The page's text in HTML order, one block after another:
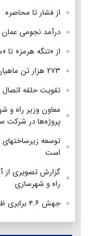
از فشار تا محاصره
درآمد نجومی عمان
از «تنگه هرمز» تا
۲۷۳ هزار تن ماهیان سردآبی در کشور تولید شد
تقویت حلقه اتصال
معاون وزیر راه و
پروژه‌ها در شرکت
توسعه
است
گزارش تصویری از
راه و شهرسازی
جهش ۴.۶ برابری ظرفیت نیروگاه‌های تجدیدپذیر